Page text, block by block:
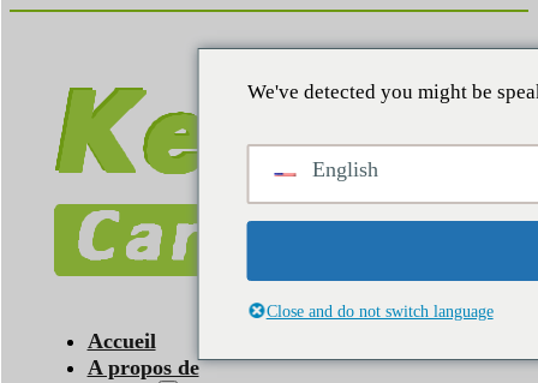
Accueil
A propos de
We've detected you might be
English
Close and do not switch language